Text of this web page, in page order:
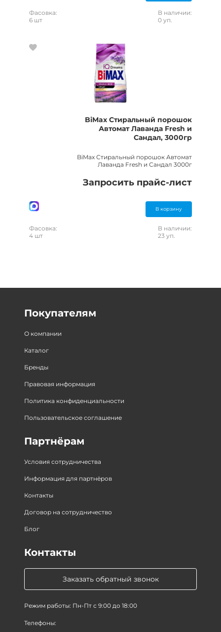
Фасовка:
6 шт
В наличии:
0 уп.
BiMax Стиральный порошок
Автомат Лаванда Fresh и
Сандал, 3000гр
BiMax Стиральный порошок Автомат
Лаванда Fresh и Сандал 3000г
Запросить прайс-лист
В корзину
Фасовка:
4 шт
В наличии:
23 уп.
Покупателям
О компании
Каталог
Бренды
Правовая информация
Политика конфиденциальности
Пользовательское соглашение
Партнёрам
Условия сотрудничества
Информация для партнёров
Контакты
Договор на сотрудничество
Блог
Заказать обратный звонок
Режим работы: Пн-Пт с 9:00 до 18:00
Контакты
Телефоны: